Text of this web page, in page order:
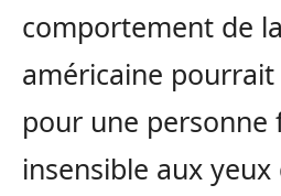
comportement de
américaine
pour une personne
insensible aux